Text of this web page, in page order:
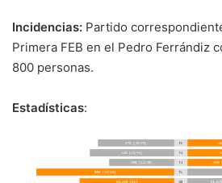
Incidencias: Partido
Primera FEB en el Pedro Ferrándiz
800 personas.
Estadísticas: